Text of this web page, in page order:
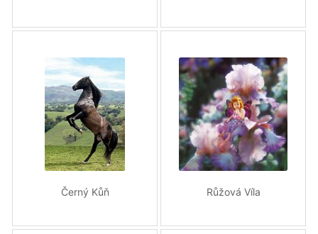
Černý Kůň Růžová Víla